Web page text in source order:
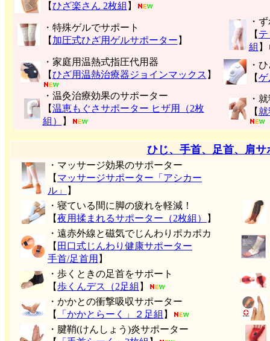
【ひざ楽さん 2枚組 】
・特殊ゲルでサポート
【 加圧式ひざ用ゲルサポーター 】
・
【
組 】
・家庭用温熱式指圧代用器
【ひざ用温熱治療器ジョインマックス 】
・
【ゲ
・温灸治療効果のサポーター
【温恵もぐさサポーター ヒザ用（2枚
組）
】
・
【
ひじ、手首、足首、肩サ
・マッサージ効果のサポーター
【 マッサージサポーター「アシカー
ル」
】
・寝ている間に脚の疲れを軽減！
【夜用揉まれるサポーター（2枚組） 】
・遠赤外線と磁気でじんわりポカポカ
【 田口式じんわり健康サポーター
手首/足首用 】
・歩くときの足首をサポート
【歩くんデス（2足組 】
・かかとの衝撃吸収サポーター
【
「かかとらーく」２足組 】
・腱鞘(けんしょう)炎サポーター